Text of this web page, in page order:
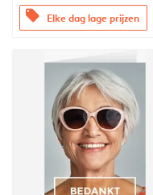
offers Elke dag lage prijzen